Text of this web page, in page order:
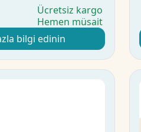
Ücretsiz kargo
Hemen müsait
bilgi edinin